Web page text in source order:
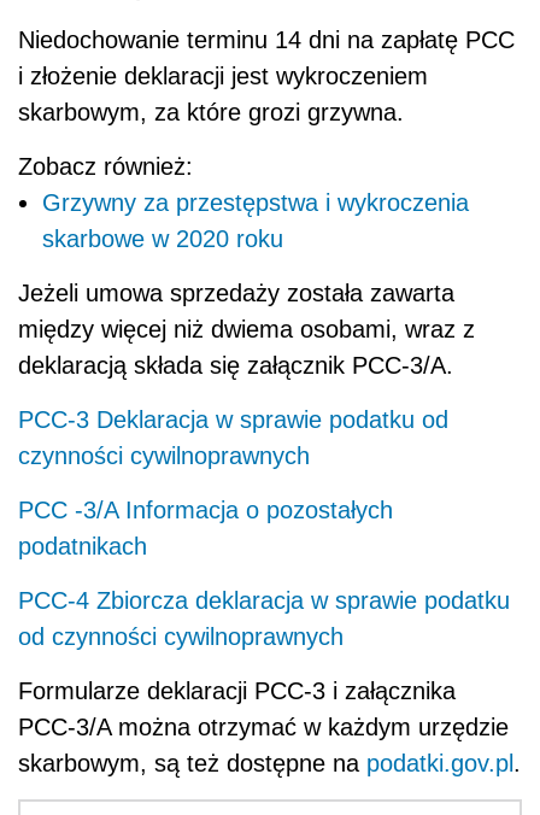
Niedochowanie terminu 14 dni na zapłatę PCC
i złożenie deklaracji jest wykroczeniem
skarbowym, za które grozi grzywna.
Zobacz również:
Grzywny za przestępstwa i wykroczenia
skarbowe w 2020 roku
Jeżeli umowa sprzedaży została zawarta
między więcej niż dwiema osobami, wraz z
deklaracją składa się załącznik PCC‑3/A.
PCC-3 Deklaracja w sprawie podatku od
czynności cywilnoprawnych
PCC -3/A Informacja o pozostałych
podatnikach
PCC-4 Zbiorcza deklaracja w sprawie podatku
od czynności cywilnoprawnych
Formularze deklaracji PCC‑3 i załącznika
PCC‑3/A można otrzymać w każdym urzędzie
skarbowym, są też dostępne na podatki.gov.pl .